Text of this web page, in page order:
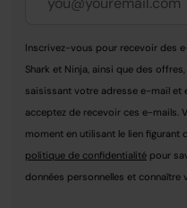
Inscrivez-vous pour recevoir des
Shark et Ninja, ainsi que des
saisissant votre adresse e-mail et
acceptez de recevoir ces e-mails.
moment en utilisant le lien figurant
politique de confidentialité pour
données personnelles et connaître